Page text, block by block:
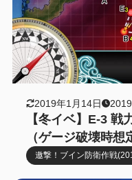
2019年1月14日
【冬イベ】E-3
（ゲージ破壊時想
邀撃！ブイン防衛作戦